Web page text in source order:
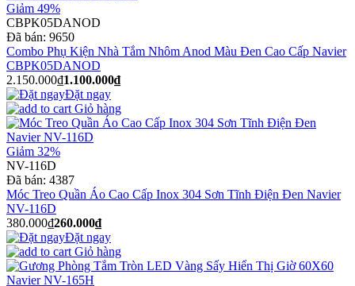
Giảm 49%
CBPK05DANOD
Đã bán: 9650
Combo Phụ Kiện Nhà Tắm Nhôm Anod Màu Đen Cao Cấp Navier
CBPK05DANOD
2.150.000₫1.100.000₫
Đặt ngay
Giỏ hàng
Giảm 32%
NV-116D
Đã bán: 4387
Móc Treo Quần Áo Cao Cấp Inox 304 Sơn Tĩnh Điện Đen Navier
NV-116D
380.000₫260.000₫
Đặt ngay
Giỏ hàng